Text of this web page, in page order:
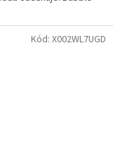
Kód: X002WL7UGD